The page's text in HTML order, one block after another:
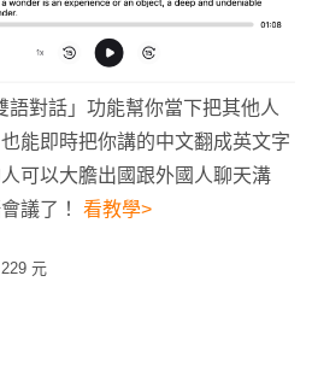
語對話」功能幫你當下把其他人
能即時把你講的中文翻成英文字
可以大膽出國跟外國人聊天溝
議了！ 看教學>
元